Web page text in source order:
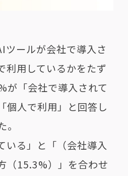
ツールが会社で導入さ
利用しているかをたず
が「会社で導入されて
個人で利用」と回答し
いる」と「（会社導入
（15.3%）」を合わせ